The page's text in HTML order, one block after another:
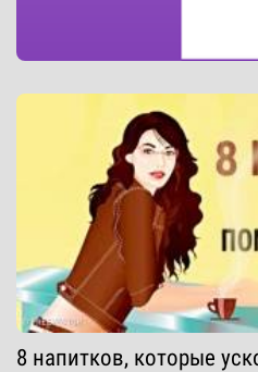
8 напитков, которые